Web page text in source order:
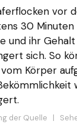
vor
30 Minuten
und ihr
sich. So
Körper
der Quelle |